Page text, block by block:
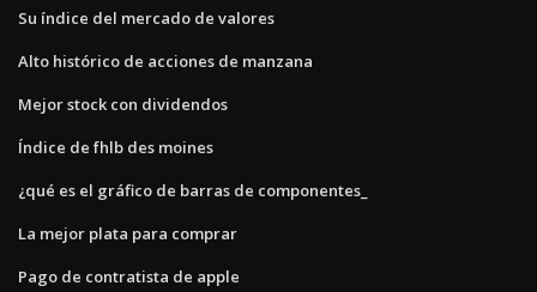
Su índice del mercado de valores
Alto histórico de acciones de manzana
Mejor stock con dividendos
Índice de fhlb des moines
¿qué es el gráfico de barras de componentes_
La mejor plata para comprar
Pago de contratista de apple